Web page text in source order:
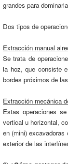
grandes para
Dos tipos de
Extracción manual
Se trata de
la hoz, que consiste
bordes próximos de
Extracción mecánica
Estas operaciones
vertical u horizontal,
en (mini) excavadoras
exterior de las